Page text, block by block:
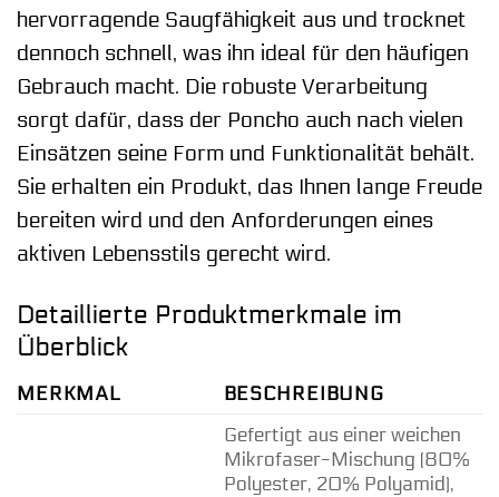
hervorragende Saugfähigkeit aus und trocknet
dennoch schnell, was ihn ideal für den häufigen
Gebrauch macht. Die robuste Verarbeitung
sorgt dafür, dass der Poncho auch nach vielen
Einsätzen seine Form und Funktionalität behält.
Sie erhalten ein Produkt, das Ihnen lange Freude
bereiten wird und den Anforderungen eines
aktiven Lebensstils gerecht wird.
Detaillierte Produktmerkmale im
Überblick
MERKMAL
BESCHREIBUNG
Gefertigt aus einer weichen
Mikrofaser-Mischung (80%
Polyester, 20% Polyamid),